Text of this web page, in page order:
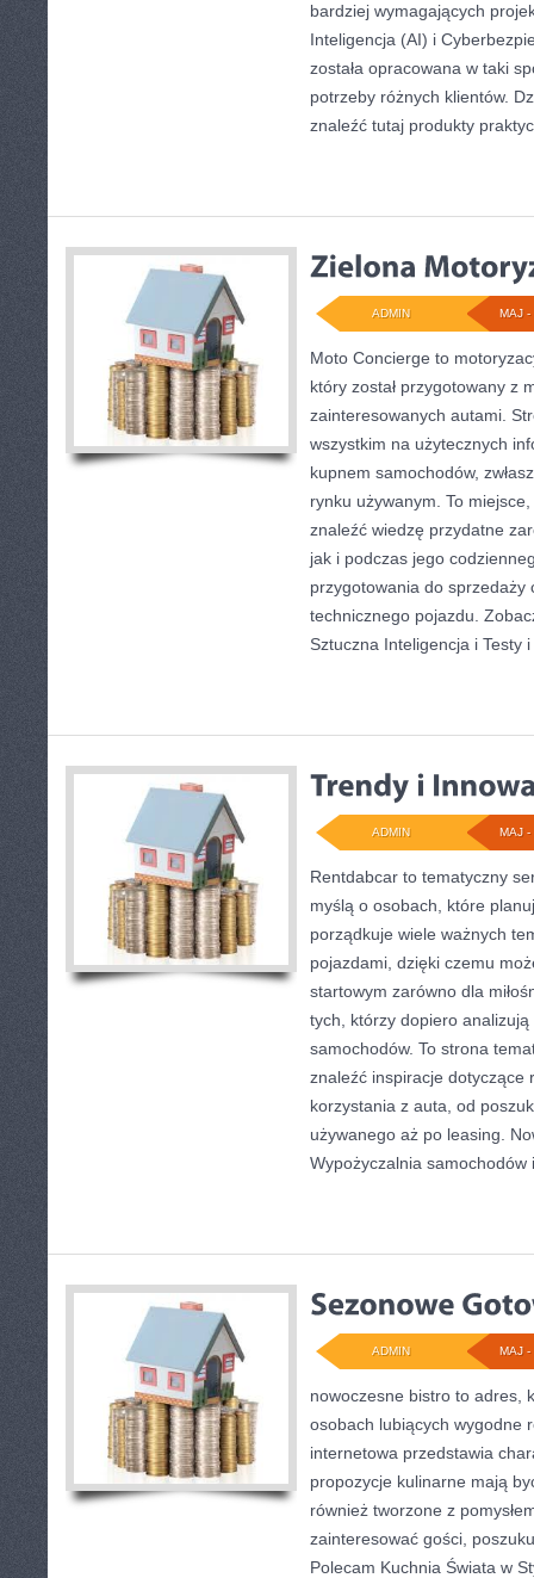
bardziej wymagających
Inteligencja (AI) i
została opracowana w taki
potrzeby różnych klientów.
znaleźć tutaj produkty
MAJ -
ADMIN
Moto Concierge to
który został przygotowany z
zainteresowanych autami.
wszystkim na użytecznych
kupnem samochodów,
rynku używanym. To
znaleźć wiedzę przydatne
jak i podczas jego
przygotowania do sprzedaży
technicznego pojazdu.
Sztuczna Inteligencja i Testy
MAJ -
ADMIN
Rentdabcar to tematyczny
myślą o osobach, które
porządkuje wiele ważnych
pojazdami, dzięki czemu
startowym zarówno dla
tych, którzy dopiero
samochodów. To strona
znaleźć inspiracje dotyczące
korzystania z auta, od
używanego aż po leasing.
Wypożyczalnia samochodów i
MAJ -
ADMIN
nowoczesne bistro to adres,
osobach lubiących wygodne
internetowa przedstawia
propozycje kulinarne mają
również tworzone z
zainteresować gości,
Polecam Kuchnia Świata w